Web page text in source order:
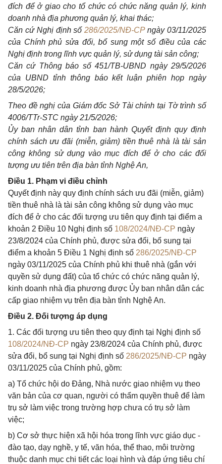
đích để ở giao cho tổ chức có chức năng quản lý, kinh
doanh nhà địa phương quản lý, khai thác;
Căn cứ Nghị định số286/2025/NĐ-CPngày 03/11/2025
của Chính phủ sửa đổi, bổ sung một số điều của các
Nghị định trong lĩnh vực quản lý, sử dụng tài sản công;
Căn cứ Thông báo số 451/TB-UBND ngày 29/5/2026
của UBND tỉnh thông báo kết luận phiên họp ngày
28/5/2026;
Theo đề nghị của Giám đốc Sở Tài chính tại Tờ trình số
4006/TTr-STC ngày 21/5/2026;
Ủy ban nhân dân tỉnh ban hành Quyết định quy định
chính sách ưu đãi (miễn, giảm) tiền thuê nhà là tài sản
công không sử dụng vào mục đích để ở cho các đối
tượng ưu tiên trên địa bàn tỉnh Nghệ An,
Điều 1. Phạm vi điều chỉnh
Quyết định này quy định chính sách ưu đãi (miễn, giảm)
tiền thuê nhà là tài sản công không sử dụng vào mục
đích để ở cho các đối tượng ưu tiên quy định tại điểm a
khoản 2 Điều 10 Nghị định số 108/2024/NĐ-CP ngày
23/8/2024 của Chính phủ, được sửa đổi, bổ sung tại
điểm a khoản 5 Điều 1 Nghị định số 286/2025/NĐ-CP
ngày 03/11/2025 của Chính phủ khi thuê nhà (gắn với
quyền sử dụng đất) của tổ chức có chức năng quản lý,
kinh doanh nhà địa phương được Ủy ban nhân dân các
cấp giao nhiệm vụ trên địa bàn tỉnh Nghệ An.
Điều 2. Đối tượng áp dụng
1. Các đối tượng ưu tiên theo quy định tại Nghị định số
108/2024/NĐ-CP ngày 23/8/2024 của Chính phủ, được
sửa đổi, bổ sung tại Nghị định số 286/2025/NĐ-CP ngày
03/11/2025 của Chính phủ, gồm:
a) Tổ chức hội do Đảng, Nhà nước giao nhiệm vụ theo
văn bản của cơ quan, người có thẩm quyền thuê để làm
trụ sở làm việc trong trường hợp chưa có trụ sở làm
việc;
b) Cơ sở thực hiện xã hội hóa trong lĩnh vực giáo dục -
đào tạo, dạy nghề, y tế, văn hóa, thể thao, môi trường
thuộc danh mục chi tiết các loại hình và đáp ứng tiêu chí